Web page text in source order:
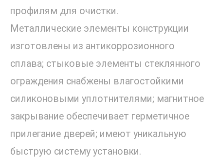
профилям для очистки.
Металлические элементы конструкции
изготовлены из антикоррозионного
сплава; стыковые элементы стеклянного
ограждения снабжены влагостойкими
силиконовыми уплотнителями; магнитное
закрывание обеспечивает герметичное
прилегание дверей; имеют уникальную
быструю систему установки.